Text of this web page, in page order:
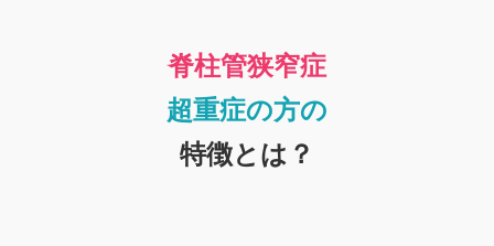
脊柱管狭窄症
超重症の方の
特徴とは？